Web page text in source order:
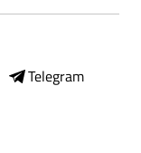
Telegram